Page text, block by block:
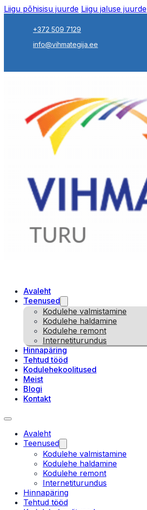
Liigu põhisisu juurde Liigu jaluse juurde
+372 509 7129
info@vihmategija.ee
Avaleht
Teenused
Kodulehe valmistamine
Kodulehe haldamine
Kodulehe remont
Internetiturundus
Hinnapäring
Tehtud tööd
Kodulehekoolitused
Meist
Blogi
Kontakt
Avaleht
Teenused
Kodulehe valmistamine
Kodulehe haldamine
Kodulehe remont
Internetiturundus
Hinnapäring
Tehtud tööd